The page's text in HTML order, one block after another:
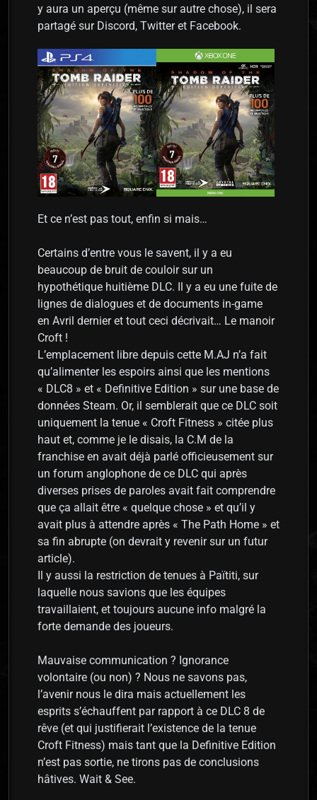
y aura un aperçu (même sur autre chose), il sera
partagé sur Discord, Twitter et Facebook.
Et ce n’est pas tout, enfin si mais…
Certains d’entre vous le savent, il y a eu
beaucoup de bruit de couloir sur un
hypothétique huitième DLC. Il y a eu une fuite de
lignes de dialogues et de documents in-game
en Avril dernier et tout ceci décrivait… Le manoir
Croft !
L’emplacement libre depuis cette M.AJ n’a fait
qu’alimenter les espoirs ainsi que les mentions
« DLC8 » et « Definitive Edition » sur une base de
données Steam. Or, il semblerait que ce DLC soit
uniquement la tenue « Croft Fitness » citée plus
haut et, comme je le disais, la C.M de la
franchise en avait déjà parlé officieusement sur
un forum anglophone de ce DLC qui après
diverses prises de paroles avait fait comprendre
que ça allait être « quelque chose » et qu’il y
avait plus à attendre après « The Path Home » et
sa fin abrupte (on devrait y revenir sur un futur
article).
Il y aussi la restriction de tenues à Païtiti, sur
laquelle nous savions que les équipes
travaillaient, et toujours aucune info malgré la
forte demande des joueurs.
Mauvaise communication ? Ignorance
volontaire (ou non) ? Nous ne savons pas,
l’avenir nous le dira mais actuellement les
esprits s’échauffent par rapport à ce DLC 8 de
rêve (et qui justifierait l’existence de la tenue
Croft Fitness) mais tant que la Definitive Edition
n’est pas sortie, ne tirons pas de conclusions
hâtives. Wait & See.